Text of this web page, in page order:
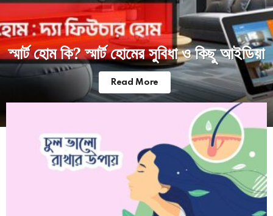
স্মার্ট হোম কি? স্মার্ট হোমের সুবিধা ও কিছু আইডিয়া
Read More